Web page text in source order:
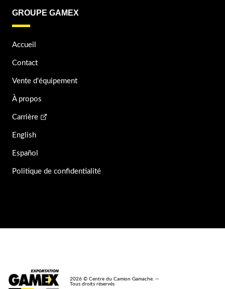
GROUPE GAMEX
Accueil
Contact
Vente d'équipement
À propos
Carrière
English
Español
Politique de confidentialité
2026 © Centre du Camion Gamache. ─
Tous droits réservés